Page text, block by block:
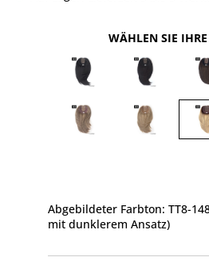
WÄHLEN SIE
Abgebildeter Farbton: TT8-
mit dunklerem Ansatz)